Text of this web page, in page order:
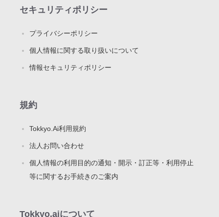
セキュリティポリシー
プライバシーポリシー
個人情報に関する取り扱いについて
情報セキュリティポリシー
規約
Tokkyo.Ai利用規約
法人お問い合わせ
個人情報の利用目的の通知・開示・訂正等・利用停止
等に関するお手続きのご案内
Tokkyo.aiについて